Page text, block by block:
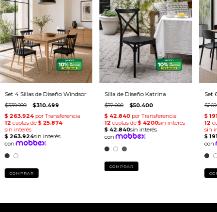
Set 4 Sillas de Diseño Windsor
$339.999 $310.499
COMPRAR
Silla de Diseño Katrina
$72.000 $50.400
COMPRAR
Set